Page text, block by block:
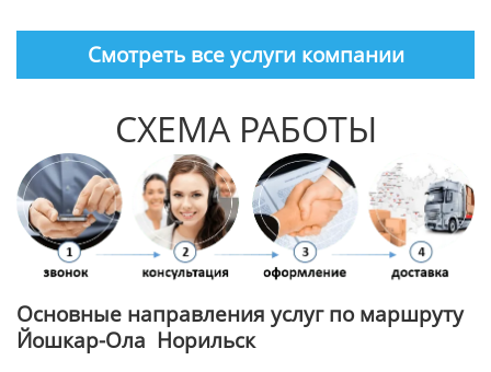
Смотреть все услуги компании
СХЕМА РАБОТЫ
Основные направления услуг по маршруту
Йошкар-Ола Норильск